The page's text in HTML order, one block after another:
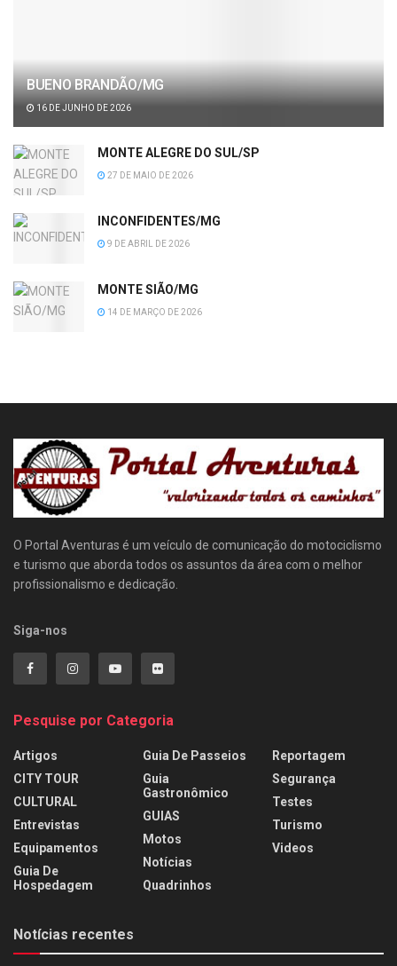
BUENO BRANDÃO/MG
16 DE JUNHO DE 2026
MONTE ALEGRE DO SUL/SP
27 DE MAIO DE 2026
INCONFIDENTES/MG
9 DE ABRIL DE 2026
MONTE SIÃO/MG
14 DE MARÇO DE 2026
O Portal Aventuras é um veículo de comunicação do motociclismo
e turismo que aborda todos os assuntos da área com o melhor
profissionalismo e dedicação.
Siga-nos
Pesquise por Categoria
Artigos
CITY TOUR
CULTURAL
Entrevistas
Equipamentos
Guia De
Hospedagem
Guia De Passeios
Guia
Gastronômico
GUIAS
Motos
Notícias
Quadrinhos
Reportagem
Segurança
Testes
Turismo
Videos
Notícias recentes